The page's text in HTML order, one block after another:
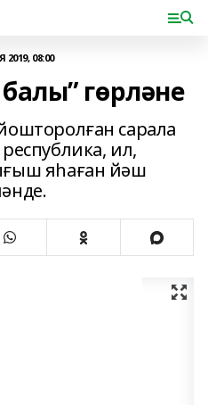
2019, 08:00
гөрләне
сарала
ил,
яһаған йәш